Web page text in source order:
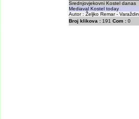
Srednjovjekovni Kostel danas
Mediaval Kostel today
Autor : Željko Remar - Varaždin
Broj klikova : 191 Com : 0